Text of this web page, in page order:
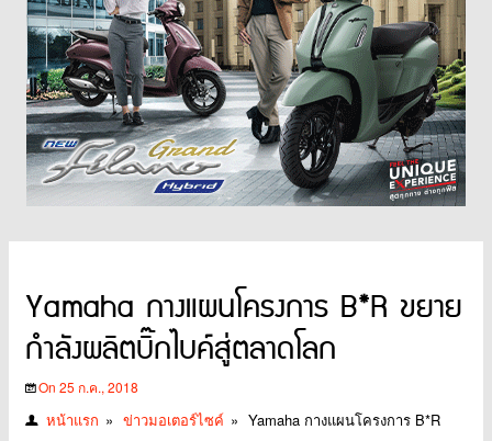
Yamaha กางแผนโครงการ B*R ขยาย
กำลังผลิตบิ๊กไบค์สู่ตลาดโลก
On 25 ก.ค., 2018
หน้าแรก » ข่าวมอเตอร์ไซค์ » Yamaha กางแผนโครงการ B*R